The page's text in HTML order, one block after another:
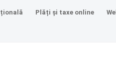
Plăți și taxe online